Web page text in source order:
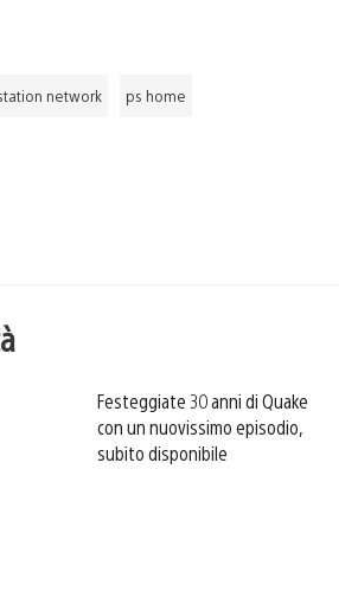
network ps home
Festeggiate 30 anni di Quake
con un nuovissimo episodio,
subito disponibile